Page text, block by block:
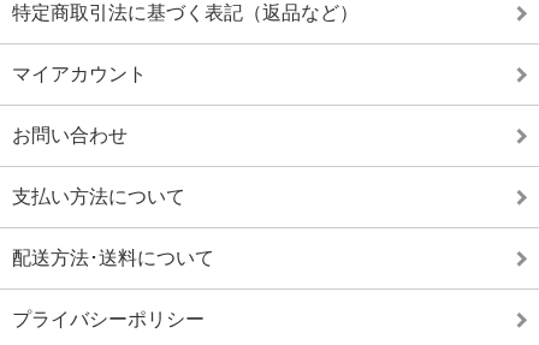
特定商取引法に基づく表記（返品など）
マイアカウント
お問い合わせ
支払い方法について
配送方法･送料について
プライバシーポリシー